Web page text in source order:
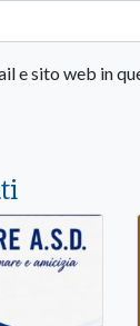
e sito web in